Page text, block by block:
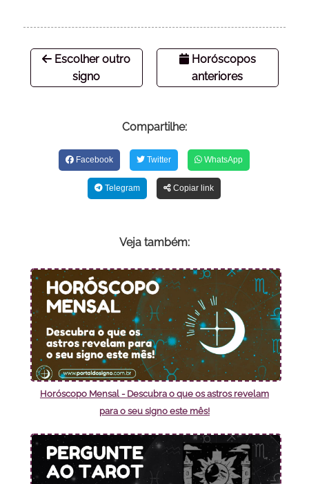
Escolher outro
signo
Horóscopos
anteriores
Compartilhe:
Facebook Twitter WhatsApp
Telegram Copiar link
Veja também:
Horóscopo Mensal - Descubra o que os astros revelam
para o seu signo este mês!